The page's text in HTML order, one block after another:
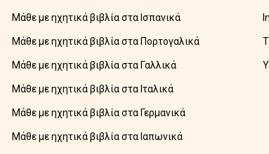
Μάθε με ηχητικά βιβλία στα Ισπανικά
Μάθε με ηχητικά βιβλία στα Πορτογαλικά
Μάθε με ηχητικά βιβλία στα Γαλλικά
Μάθε με ηχητικά βιβλία στα Ιταλικά
Μάθε με ηχητικά βιβλία στα Γερμανικά
Μάθε με ηχητικά βιβλία στα Ιαπωνικά